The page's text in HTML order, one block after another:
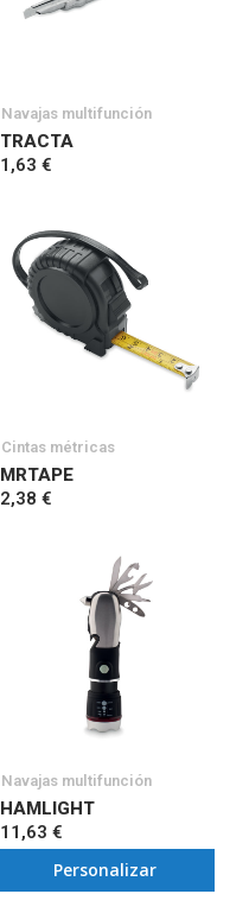
Navajas multifunción
TRACTA
1,63 €
Cintas métricas
MRTAPE
2,38 €
Navajas multifunción
HAMLIGHT
11,63 €
Personalizar